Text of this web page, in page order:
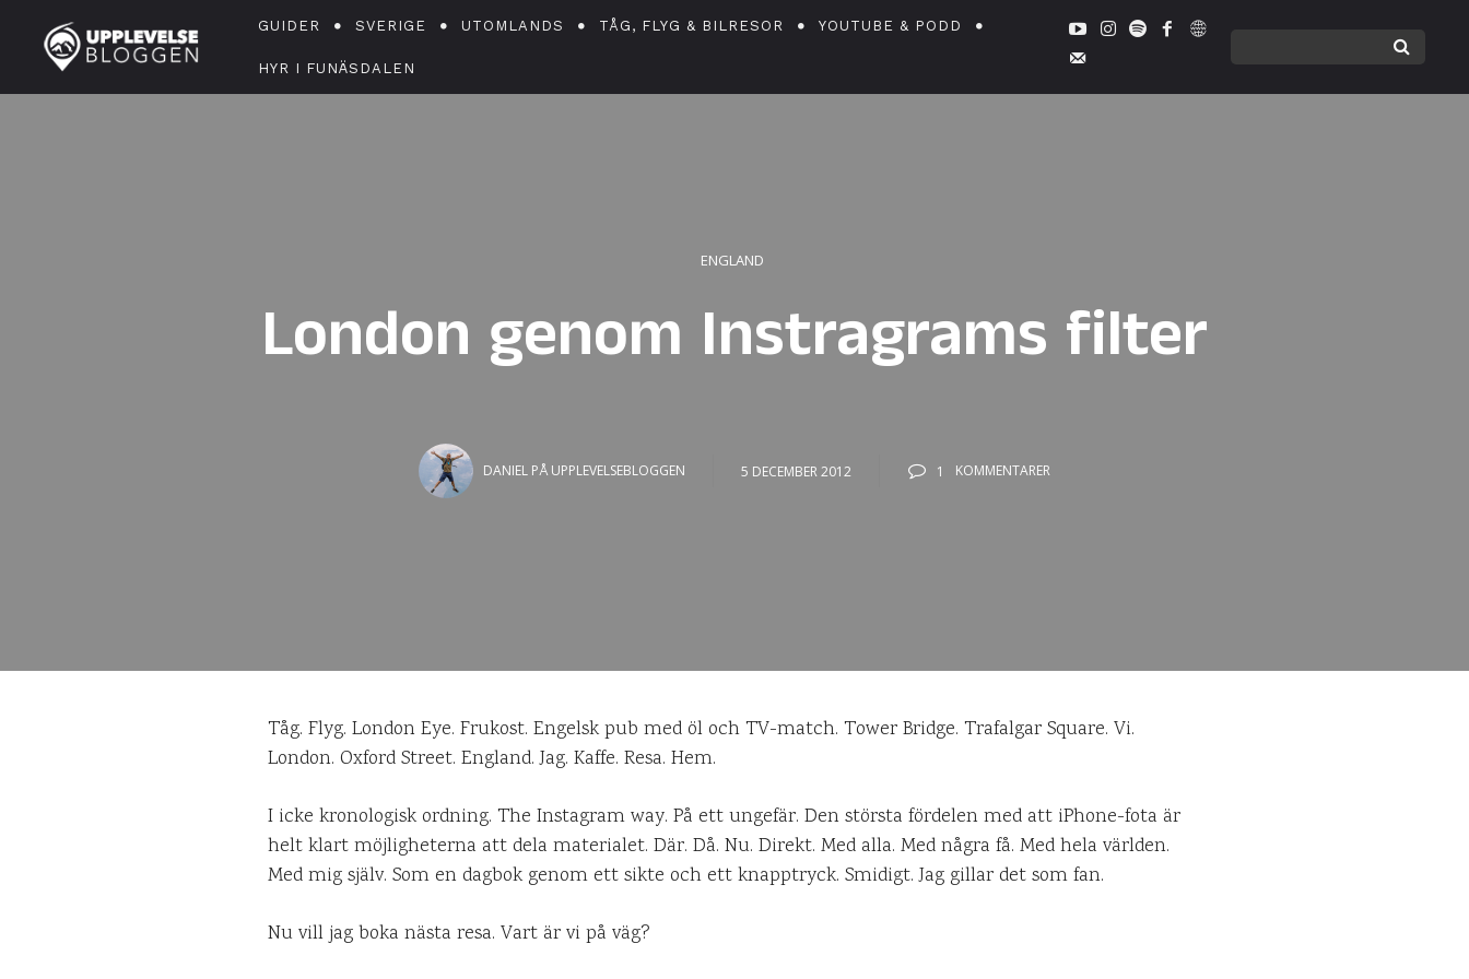
GUIDER SVERIGE UTOMLANDS TÅG, FLYG & BILRESOR YOUTUBE & PODD
HYR I FUNÄSDALEN
ENGLAND
London genom Instragrams filter
DANIEL PÅ UPPLEVELSEBLOGGEN 5 DECEMBER 2012 1 KOMMENTARER
Tåg. Flyg. London Eye. Frukost. Engelsk pub med öl och TV-match. Tower Bridge. Trafalgar Square. Vi.
London. Oxford Street. England. Jag. Kaffe. Resa. Hem.
I icke kronologisk ordning. The Instagram way. På ett ungefär. Den största fördelen med att iPhone-fota är
helt klart möjligheterna att dela materialet. Där. Då. Nu. Direkt. Med alla. Med några få. Med hela världen.
Med mig själv. Som en dagbok genom ett sikte och ett knapptryck. Smidigt. Jag gillar det som fan.
Nu vill jag boka nästa resa. Vart är vi på väg?